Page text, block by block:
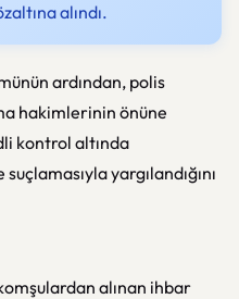
alındı.
ardından, polis
hakimlerinin önüne
kontrol altında
yargılandığını
alınan ihbar